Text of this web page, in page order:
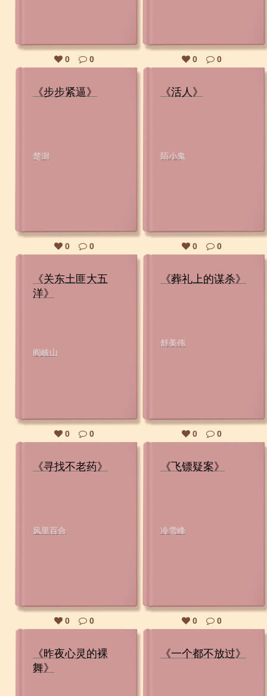
0 0 0 0
《步步紧逼》
楚澍
0 0
《活人》
陌小鬼
0 0
《关东土匪大五
洋》
阎岐山
0 0
《葬礼上的谋杀》
舒美伟
0 0
《寻找不老药》
风里百合
0 0
《飞镖疑案》
冷雪峰
0 0
《昨夜心灵的裸
舞》
《一个都不放过》